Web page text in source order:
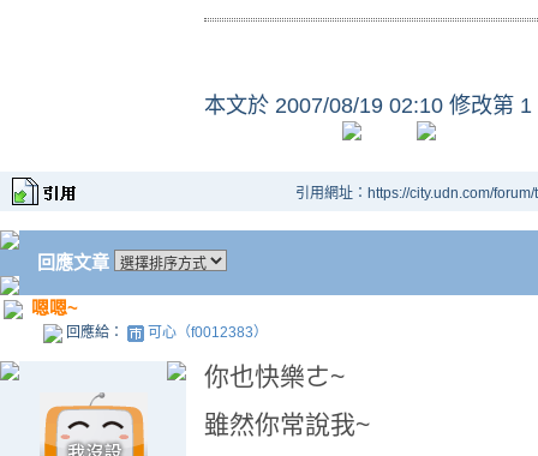
本文於 2007/08/19 02:10 修改第 1
引用網址：https://city.udn.com/
回應文章
嗯嗯~
回應給： 可心（f0012383）
你也快樂ㄜ~
雖然你常說我~